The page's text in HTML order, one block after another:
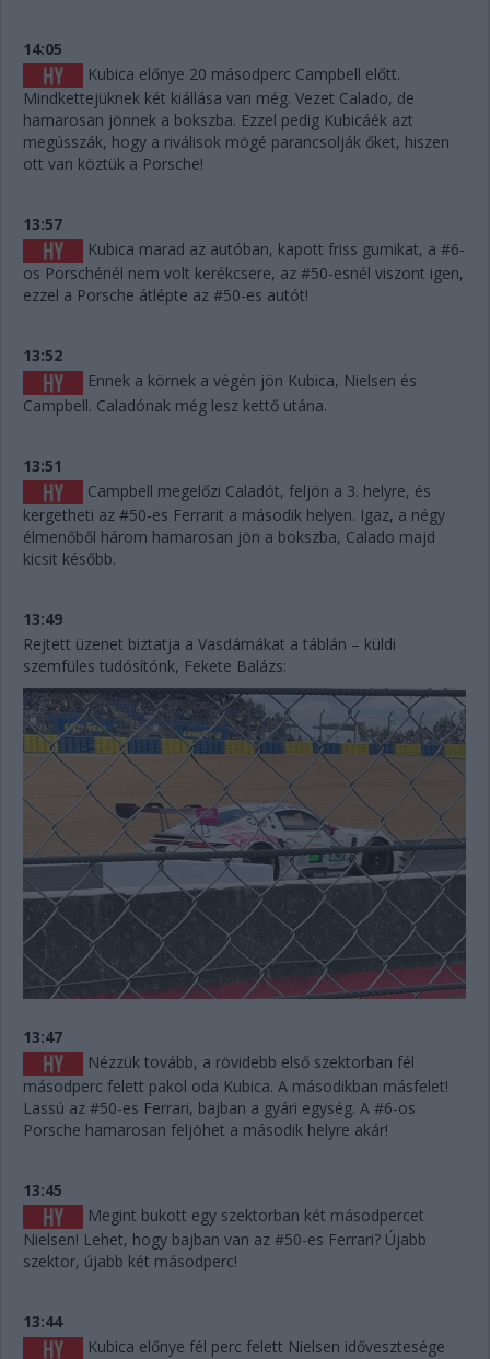
14:05
Kubica előnye 20 másodperc Campbell előtt.
Mindkettejüknek két kiállása van még. Vezet Calado, de
hamarosan jönnek a bokszba. Ezzel pedig Kubicáék azt
megússzák, hogy a riválisok mögé parancsolják őket, hiszen
ott van köztük a Porsche!
13:57
Kubica marad az autóban, kapott friss gumikat, a #6-
os Porschénél nem volt kerékcsere, az #50-esnél viszont igen,
ezzel a Porsche átlépte az #50-es autót!
13:52
Ennek a körnek a végén jön Kubica, Nielsen és
Campbell. Caladónak még lesz kettő utána.
13:51
Campbell megelőzi Caladót, feljön a 3. helyre, és
kergetheti az #50-es Ferrarit a második helyen. Igaz, a négy
élmenőből három hamarosan jön a bokszba, Calado majd
kicsit később.
13:49
Rejtett üzenet biztatja a Vasdámákat a táblán – küldi
szemfüles tudósítónk, Fekete Balázs:
13:47
Nézzük tovább, a rövidebb első szektorban fél
másodperc felett pakol oda Kubica. A másodikban másfelet!
Lassú az #50-es Ferrari, bajban a gyári egység. A #6-os
Porsche hamarosan feljöhet a második helyre akár!
13:45
Megint bukott egy szektorban két másodpercet
Nielsen! Lehet, hogy bajban van az #50-es Ferrari? Újabb
szektor, újabb két másodperc!
13:44
Kubica előnye fél perc felett Nielsen idővesztesége